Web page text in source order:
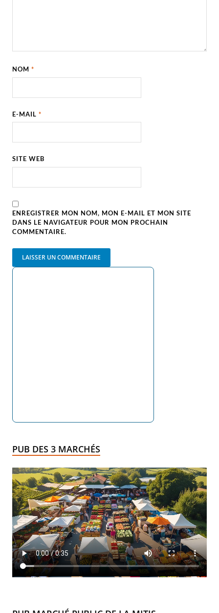
NOM*
E-MAIL*
SITE WEB
ENREGISTRER MON NOM, MON E-MAIL ET MON SITE
DANS LE NAVIGATEUR POUR MON PROCHAIN
COMMENTAIRE.
PUB DES 3 MARCHÉS